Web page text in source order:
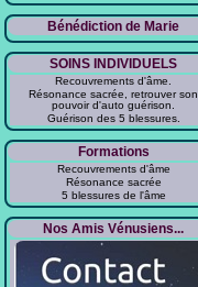
Bénédiction de Marie
SOINS INDIVIDUELS
Recouvrements d'âme.
Résonance sacrée, retrouver son
pouvoir d'auto guérison.
Guérison des 5 blessures.
Formations
Recouvrements d'âme
Résonance sacrée
5 blessures de l'âme
Nos Amis Vénusiens...